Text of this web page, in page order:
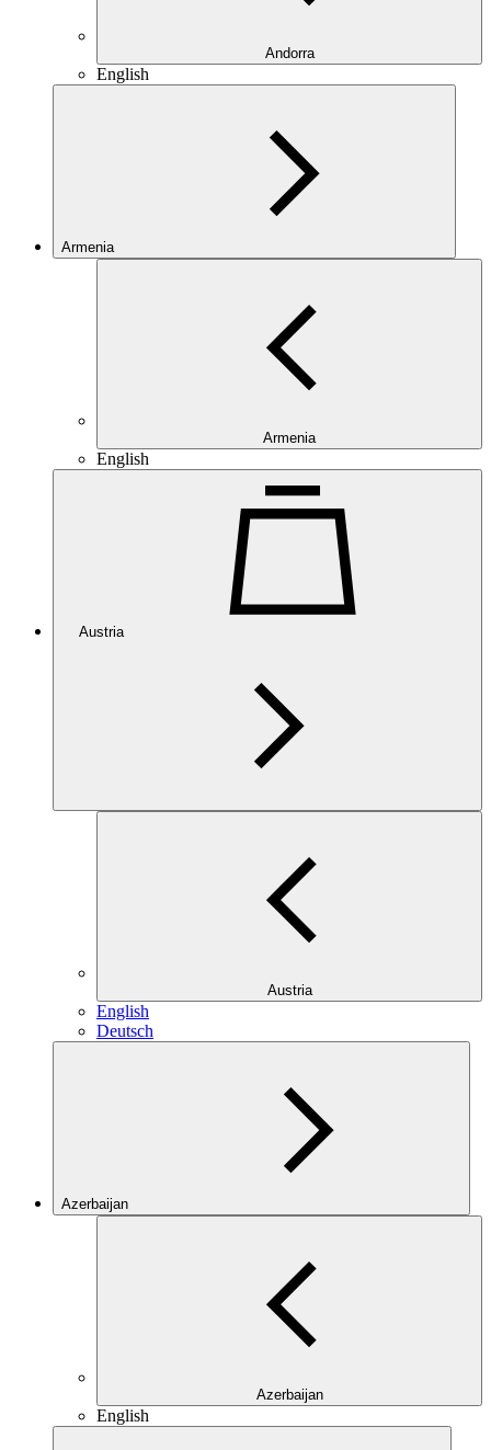
Andorra
English
Armenia
Armenia
English
Austria
Austria
English
Deutsch
Azerbaijan
Azerbaijan
English